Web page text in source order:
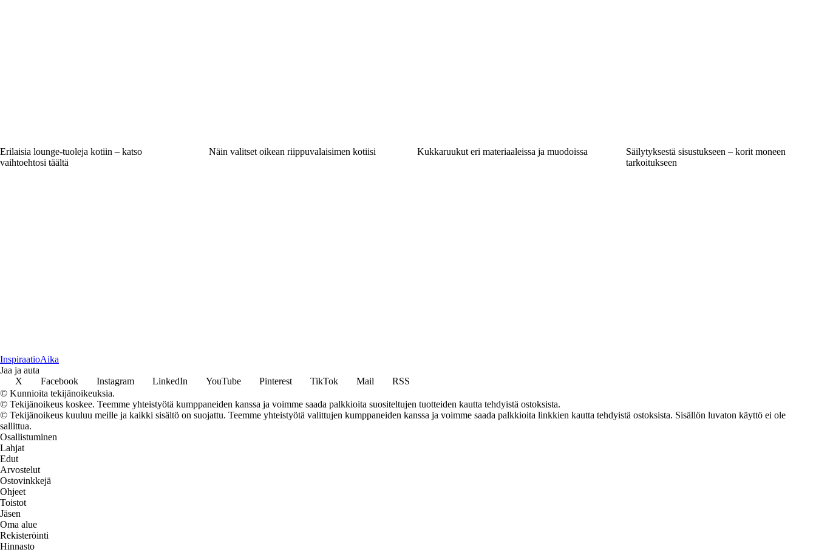
Erilaisia lounge-tuoleja kotiin – katso
vaihtoehtosi täältä
Näin valitset oikean riippuvalaisimen kotiisi Kukkaruukut eri materiaaleissa ja muodoissa
Säilytyksestä sisustukseen – korit moneen
tarkoitukseen
InspiraatioAika
Jaa ja auta
X
Facebook Instagram LinkedIn YouTube Pinterest TikTok Mail
RSS
© Kunnioita tekijänoikeuksia.
© Tekijänoikeus koskee. Teemme yhteistyötä kumppaneiden kanssa ja voimme saada palkkioita suositeltujen tuotteiden kautta tehdyistä ostoksista.
© Tekijänoikeus kuuluu meille ja kaikki sisältö on suojattu. Teemme yhteistyötä valittujen kumppaneiden kanssa ja voimme saada palkkioita linkkien kautta tehdyistä ostoksista. Sisällön luvaton käyttö ei ole
sallittua.
Osallistuminen
Lahjat
Edut
Arvostelut
Ostovinkkejä
Ohjeet
Toistot
Jäsen
Oma alue
Rekisteröinti
Hinnasto